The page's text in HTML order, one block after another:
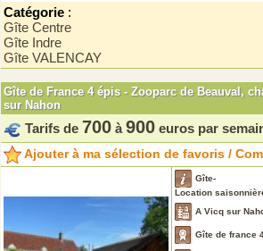
Catégorie :
Gîte Centre
Gîte Indre
Gîte VALENCAY
Gîte de France 4 épis - Zooparc de Beauval,
sur Nahon
Tarifs de 700 à 900 euros par
Ajouter à ma sélection de favoris /
Gîte-
Location
A Vicq sur
Gîte de france